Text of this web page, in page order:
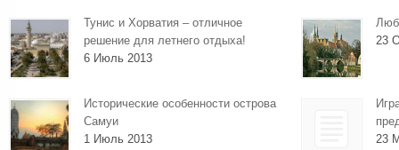
Тунис и Хорватия – отличное
решение для летнего отдыха!
6 Июль 2013
Исторические особенности острова
Самуи
1 Июль 2013
23
23